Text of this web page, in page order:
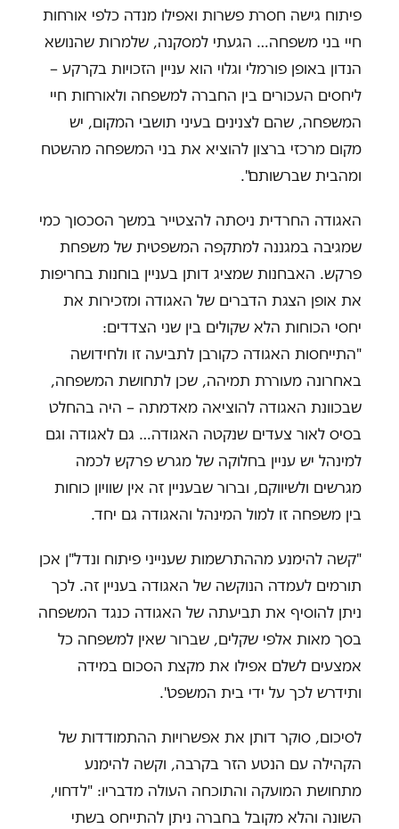
פיתוח גישה חסרת פשרות ואפילו מנדה כלפי אורחות
חיי בני משפחה… הגעתי למסקנה, שלמרות שהנושא
הנדון באופן פורמלי וגלוי הוא עניין הזכויות בקרקע –
ליחסים העכורים בין החברה למשפחה ולאורחות חיי
המשפחה, שהם לצנינים בעיני תושבי המקום, יש
מקום מרכזי ברצון להוציא את בני המשפחה מהשטח
ומהבית שברשותם".
האגודה החרדית ניסתה להצטייר במשך הסכסוך כמי
שמגיבה במגננה למתקפה המשפטית של משפחת
פרקש. האבחנות שמציג דותן בעניין בוחנות בחריפות
את אופן הצגת הדברים של האגודה ומזכירות את
יחסי הכוחות הלא שקולים בין שני הצדדים:
"התייחסות האגודה כקורבן לתביעה זו ולחידושה
באחרונה מעוררת תמיהה, שכן לתחושת המשפחה,
שבכוונת האגודה להוציאה מאדמתה – היה בהחלט
בסיס לאור צעדים שנקטה האגודה… גם לאגודה וגם
למינהל יש עניין בחלוקה של מגרש פרקש לכמה
מגרשים ולשיווקם, וברור שבעניין זה אין שוויון כוחות
בין משפחה זו למול המינהל והאגודה גם יחד.
"קשה להימנע מההתרשמות שענייני פיתוח ונדל"ן אכן
תורמים לעמדה הנוקשה של האגודה בעניין זה. לכך
ניתן להוסיף את תביעתה של האגודה כנגד המשפחה
בסך מאות אלפי שקלים, שברור שאין למשפחה כל
אמצעים לשלם אפילו את מקצת הסכום במידה
ותידרש לכך על ידי בית המשפט".
לסיכום, סוקר דותן את אפשרויות ההתמודדות של
הקהילה עם הנטע הזר בקרבה, וקשה להימנע
מתחושת המועקה והתוכחה העולה מדבריו: "לדחוי,
השונה והלא מקובל בחברה ניתן להתייחס בשתי